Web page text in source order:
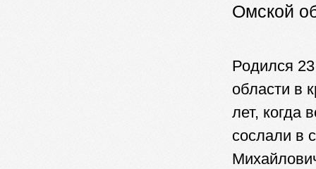
Омской
Родился
области в
лет, когда
сослали в